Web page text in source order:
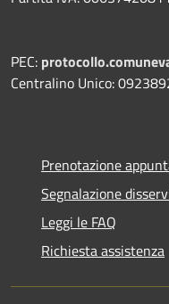
PEC:
Centralino Unico:
Prenotazione
Segnalazione
Leggi le FAQ
Richiesta assistenza